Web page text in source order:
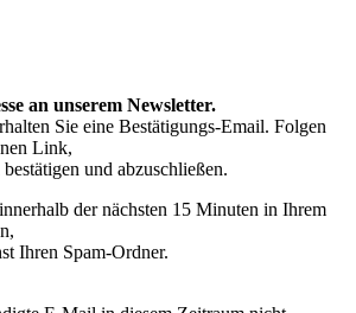
an unserem Newsletter.
Sie eine Bestätigungs-Email. Folgen
Link,
und abzuschließen.
der nächsten 15 Minuten in Ihrem
Ihren Spam-Ordner.